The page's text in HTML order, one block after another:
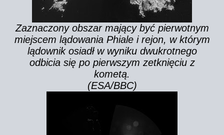
Zaznaczony obszar mający być pierwotnym
miejscem lądowania Phiale i rejon, w którym
lądownik osiadł w wyniku dwukrotnego
odbicia się po pierwszym zetknięciu z
kometą.
(ESA/BBC)